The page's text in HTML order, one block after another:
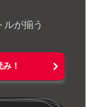
ルが揃う
！